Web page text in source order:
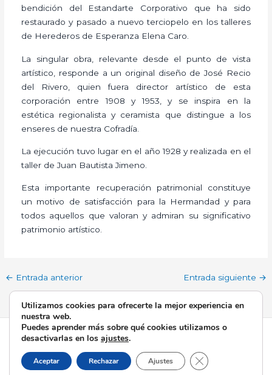
bendición del Estandarte Corporativo que ha sido
restaurado y pasado a nuevo terciopelo en los talleres
de Herederos de Esperanza Elena Caro.
La singular obra, relevante desde el punto de vista
artístico, responde a un original diseño de José Recio
del Rivero, quien fuera director artístico de esta
corporación entre 1908 y 1953, y se inspira en la
estética regionalista y ceramista que distingue a los
enseres de nuestra Cofradía.
La ejecución tuvo lugar en el año 1928 y realizada en el
taller de Juan Bautista Jimeno.
Esta importante recuperación patrimonial constituye
un motivo de satisfacción para la Hermandad y para
todos aquellos que valoran y admiran su significativo
patrimonio artístico.
← Entrada anterior Entrada siguiente →
Todos los derechos © 2026 Esperanza de Triana | Funciona
gracias aTema Astra para WordPress
Utilizamos cookies para ofrecerte la mejor experiencia en
nuestra web.
Puedes aprender más sobre qué cookies utilizamos o
desactivarlas en los ajustes.
Aceptar Rechazar Ajustes Cerrar el banner